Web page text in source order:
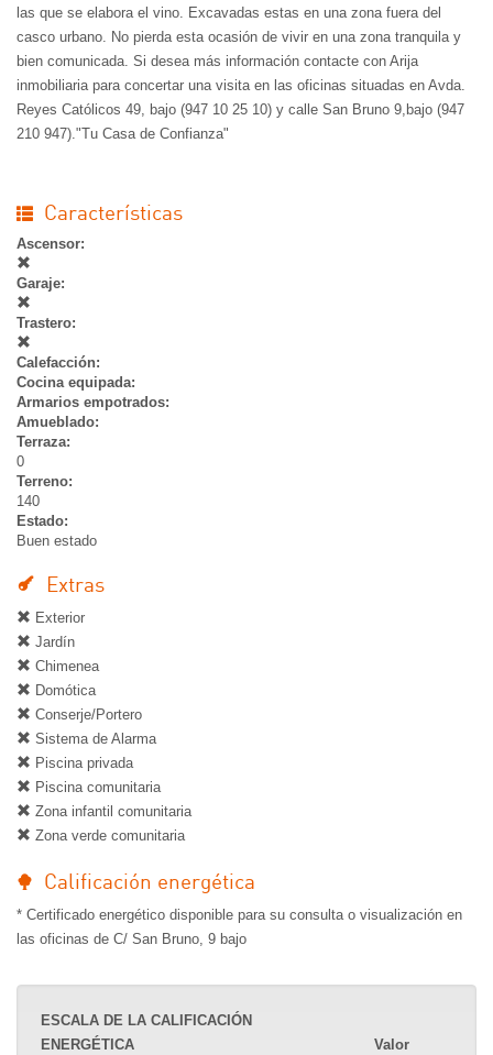
las que se elabora el vino. Excavadas estas en una zona fuera del
casco urbano. No pierda esta ocasión de vivir en una zona tranquila y
bien comunicada. Si desea más información contacte con Arija
inmobiliaria para concertar una visita en las oficinas situadas en Avda.
Reyes Católicos 49, bajo (947 10 25 10) y calle San Bruno 9,bajo (947
210 947)."Tu Casa de Confianza"
Características
Ascensor:
Garaje:
Trastero:
Calefacción:
Cocina equipada:
Armarios empotrados:
Amueblado:
Terraza:
0
Terreno:
140
Estado:
Buen estado
Extras
Exterior
Jardín
Chimenea
Domótica
Conserje/Portero
Sistema de Alarma
Piscina privada
Piscina comunitaria
Zona infantil comunitaria
Zona verde comunitaria
Calificación energética
* Certificado energético disponible para su consulta o visualización en
las oficinas de C/ San Bruno, 9 bajo
ESCALA DE LA CALIFICACIÓN
ENERGÉTICA
Valor